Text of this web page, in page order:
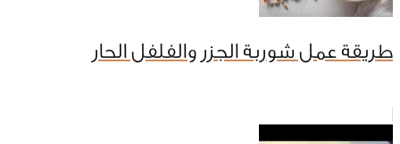
طريقة عمل شوربة الجزر والفلفل الحار